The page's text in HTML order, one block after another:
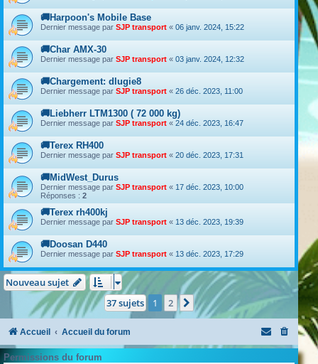
🚚Harpoon's Mobile Base
Dernier message par SJP transport « 06 janv. 2024, 15:22
🚚Char AMX-30
Dernier message par SJP transport « 03 janv. 2024, 12:32
🚚Chargement: dlugie8
Dernier message par SJP transport « 26 déc. 2023, 11:00
🚚Liebherr LTM1300 ( 72 000 kg)
Dernier message par SJP transport « 24 déc. 2023, 16:47
🚚Terex RH400
Dernier message par SJP transport « 20 déc. 2023, 17:31
🚚MidWest_Durus
Dernier message par SJP transport « 17 déc. 2023, 10:00
Réponses : 2
🚚Terex rh400kj
Dernier message par SJP transport « 13 déc. 2023, 19:39
🚚Doosan D440
Dernier message par SJP transport « 13 déc. 2023, 17:29
Nouveau sujet
37 sujets
1 2 Suivant
Accueil Accueil du forum
Permissions du forum